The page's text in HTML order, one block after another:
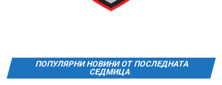
ПОПУЛЯРНИ НОВИНИ ОТ ПОСЛЕДНАТА
СЕДМИЦА